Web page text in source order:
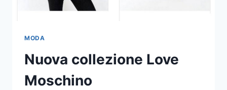
MODA
Nuova collezione Love
Moschino